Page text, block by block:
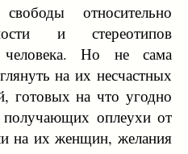
относительно
и стереотипов
Но не сама
на их несчастных
готовых на что угодно
оплеухи от
на их женщин, желания